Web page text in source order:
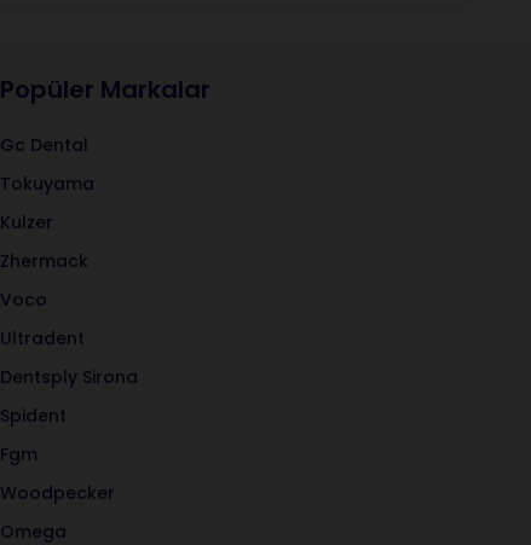
Popüler Markalar
Gc Dental
Tokuyama
Kulzer
Zhermack
Voco
Ultradent
Dentsply Sirona
Spident
Fgm
Woodpecker
Omega